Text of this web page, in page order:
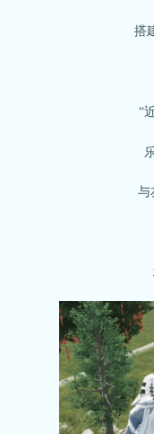
搭建
“近
乐
与友
林